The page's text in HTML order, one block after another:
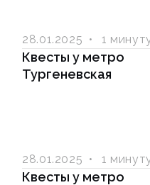
28.01.2025 1
Квесты у метро
Тургеневская
28.01.2025 1
Квесты у метро